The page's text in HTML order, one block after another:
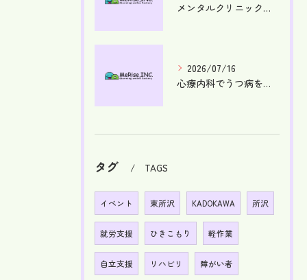
メンタルクリニックでうつを早期発見し安心して治療を始める総合ガイド
2026/07/16
心療内科でうつ病を見極め適切な治療を選ぶ基礎知識と不調サインの早期発見ガイド
タグ TAGS
イベント 東所沢 KADOKAWA 所沢
就労支援 ひきこもり 軽作業
自立支援 リハビリ 障がい者